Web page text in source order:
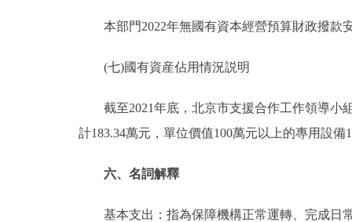
本部門2022年無國有資本經營預算財政撥款
(七)國有資産佔用情況説明
截至2021年底，北京市支援合作工作領導小組
計183.34萬元，單位價值100萬元以上的專用設備
六、名詞解釋
基本支出：指為保障機構正常運轉、完成日